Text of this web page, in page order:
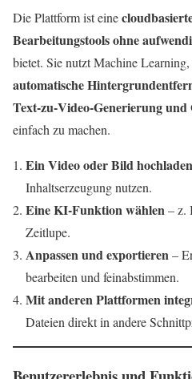
Die Plattform ist eine
Bearbeitungstools ohne
bietet. Sie nutzt Machine
automatische
Text‑zu‑Video‑Generierung
einfach zu machen.
Ein Video oder Bild hochladen
Inhaltserzeugung nutzen.
Eine KI‑Funktion wählen– z.
Zeitlupe.
Anpassen und exportieren–
bearbeiten und feinabstimmen.
Mit anderen Plattformen
Dateien direkt in andere